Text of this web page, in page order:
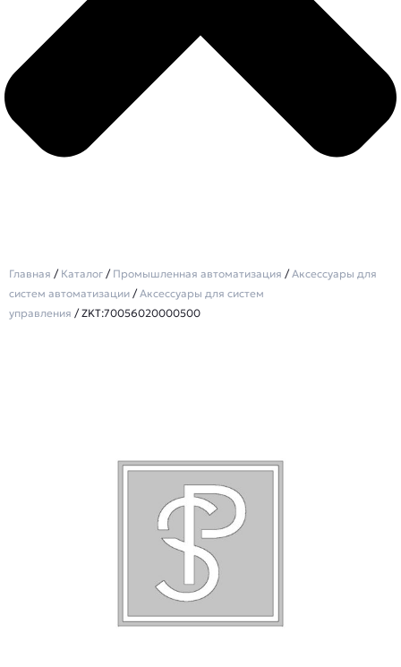
Главная / Каталог / Промышленная автоматизация /Аксессуары для
систем автоматизации /Аксессуары для систем
управления / ZKT:70056020000500